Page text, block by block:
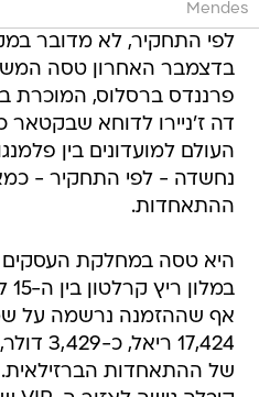
Mendes
לפי התחקיר, לא מדובר
בדצמבר האחרון טסה
פרננדס ברסלוס, המוכרת
דה ז'ניירו לדוחא שבקטאר
העולם למועדונים בין
נחשדה - לפי התחקיר -
ההתאחדות.
היא טסה במחלקת העסקים
במלון ריץ קרלטון בין ה-15 ל-19 בדצמבר.
אף שההזמנה נרשמה על
17,424
של ההתאחדות